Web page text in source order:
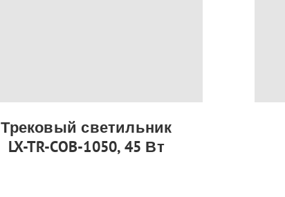
Трековый светильник
LX-TR-COB-1050, 45 Вт